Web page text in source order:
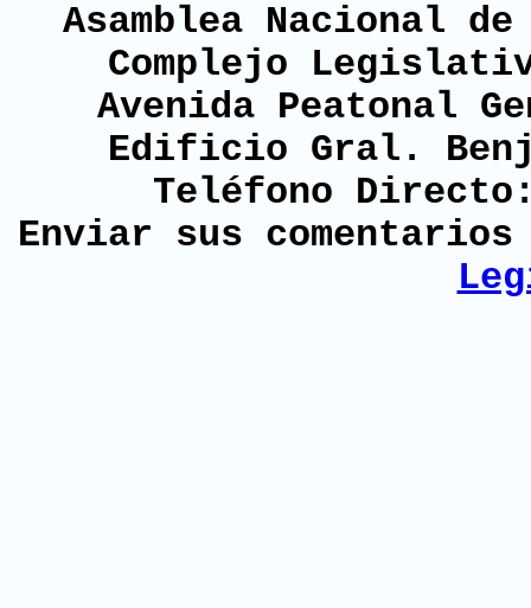
Asamblea Nacional
Complejo
Avenida Peatonal
Edificio Gral.
Teléfono
Enviar sus